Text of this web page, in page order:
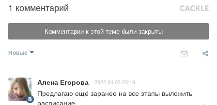
1 комментарий
Комментарии к этой теме были закрыты
Новые
Алена Егорова 2022.04.03 23:18
Предлагаю ещё заранее на все этапы выложить
расписание